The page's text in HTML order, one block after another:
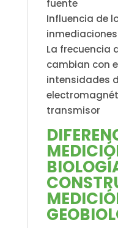
fuente
Influencia de
inmediaciones
La frecuencia
cambian con
intensidades
transmisor